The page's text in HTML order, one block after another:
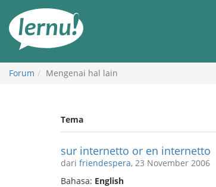
daftar
Forum Mengenai hal lain
Tema
sur internetto or en internetto
dari friendespera, 23 November 2006
Bahasa: English